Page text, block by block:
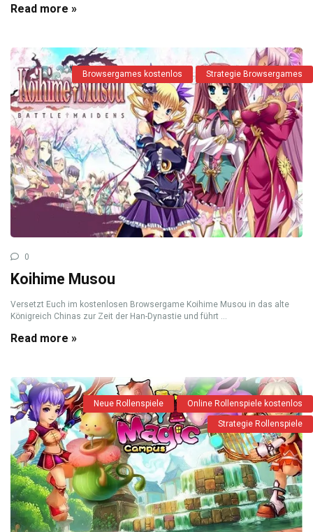
Read more »
Browsergames kostenlos Strategie Browsergames
0
Koihime Musou
Versetzt Euch im kostenlosen Browsergame Koihime Musou in das alte
Königreich Chinas zur Zeit der Han-Dynastie und führt ...
Read more »
Neue Rollenspiele Online Rollenspiele kostenlos
Strategie Rollenspiele